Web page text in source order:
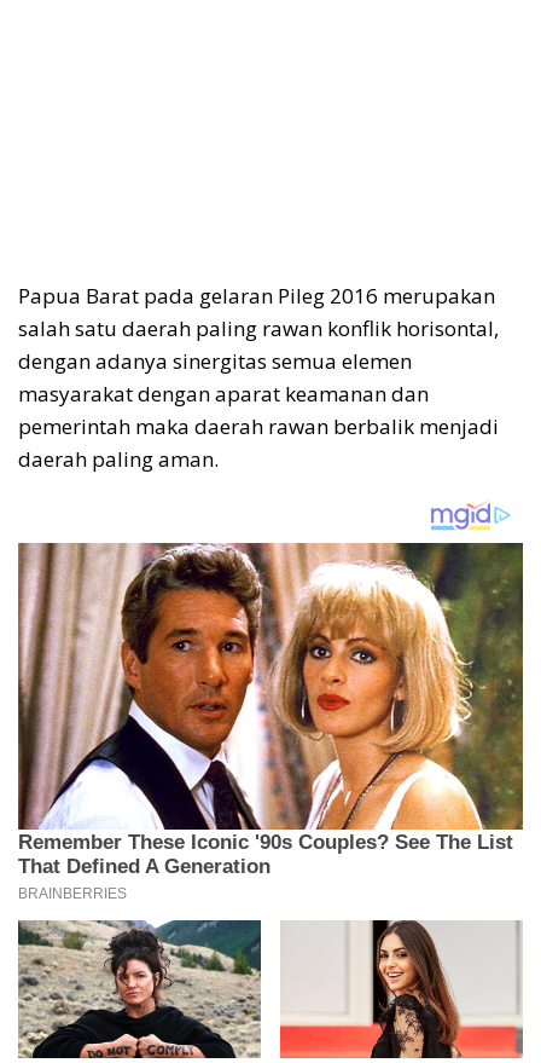
Papua Barat pada gelaran Pileg 2016 merupakan
salah satu daerah paling rawan konflik horisontal,
dengan adanya sinergitas semua elemen
masyarakat dengan aparat keamanan dan
pemerintah maka daerah rawan berbalik menjadi
daerah paling aman.